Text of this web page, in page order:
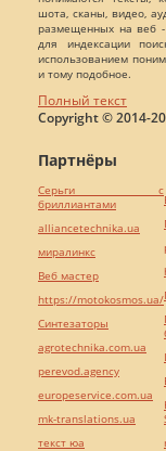
шота, сканы, видео,
размещенных на веб -
для индексации
использованием
и тому подобное.
Полный текст
Copyright © 2014-
Партнёры
Серьги с
бриллиантами
alliancetechnika.ua
миралинкс
Веб мастер
https://motokosmos.ua/
Синтезаторы
agrotechnika.com.ua
perevod.agency
europeservice.com.ua
mk-translations.ua
текст юа